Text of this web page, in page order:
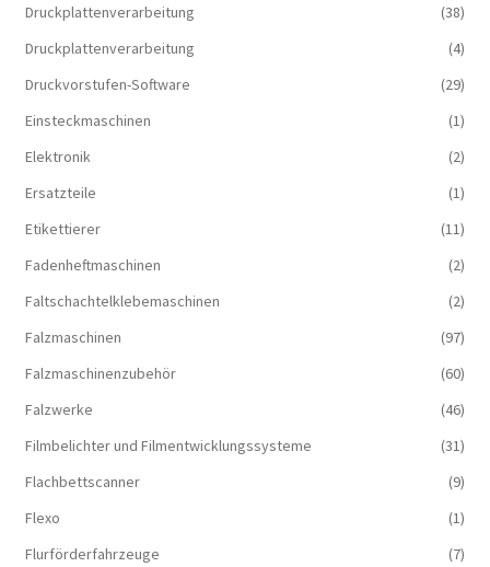
Druckplattenverarbeitung
(38)
Druckplattenverarbeitung
(4)
Druckvorstufen-Software
(29)
Einsteckmaschinen
(1)
Elektronik
(2)
Ersatzteile
(1)
Etikettierer
(11)
Fadenheftmaschinen
(2)
Faltschachtelklebemaschinen
(2)
Falzmaschinen
(97)
Falzmaschinenzubehör
(60)
Falzwerke
(46)
Filmbelichter und Filmentwicklungssysteme
(31)
Flachbettscanner
(9)
Flexo
(1)
Flurförderfahrzeuge
(7)